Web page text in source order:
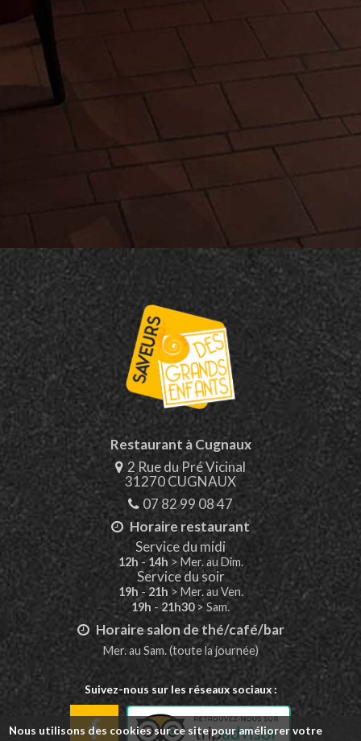
Restaurant à Cugnaux
2 Rue du Pré Vicinal
31270 CUGNAUX
07 82 99 08 47
Horaire restaurant
Service du midi
12h - 14h > Mer. au Dim.
Service du soir
19h -21h > Mer. au Ven.
19h - 21h30> Sam.
Horaire salon de thé/café/bar
Mer. au Sam. (toute la journée)
Suivez-nous sur les réseaux sociaux :
Nous utilisons des cookies sur ce site pour améliorer votre